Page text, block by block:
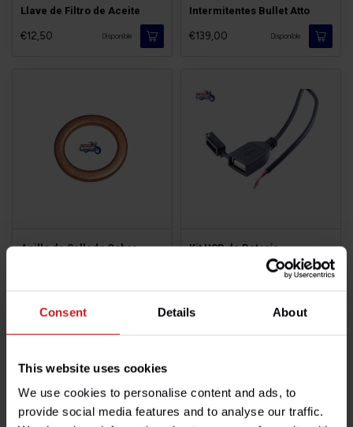
Consent Details About
This website uses cookies
We use cookies to personalise content and ads, to
provide social media features and to analyse our traffic.
Llave de Filtro de Aceite
€12,50 Disponible
Intermitentes Bullet Atto
€139,00 Disponible
Anillo de Sellado Cobre Kit USB de Batería
Disponible